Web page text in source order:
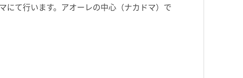
て行います。アオーレの中心（ナカドマ）で